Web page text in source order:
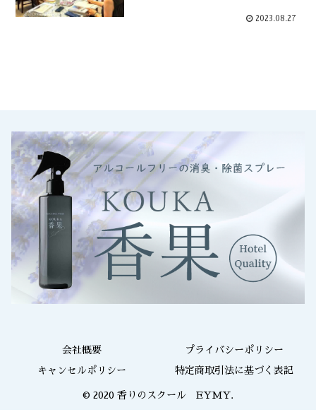
2023.08.27
会社概要 プライバシーポリシー
キャンセルポリシー 特定商取引法に基づく表記
© 2020 香りのスクール EYMY.